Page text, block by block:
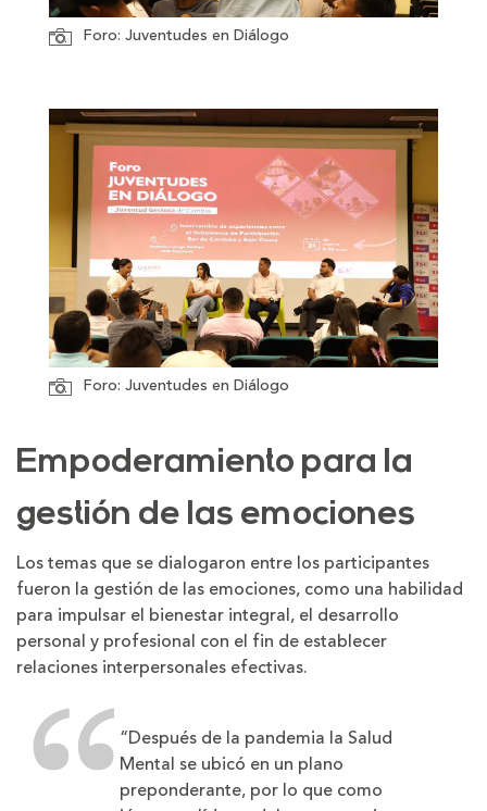
Foro: Juventudes en Diálogo
Foro: Juventudes en Diálogo
Empoderamiento para la
gestión de las emociones
Los temas que se dialogaron entre los participantes
fueron la gestión de las emociones, como una habilidad
para impulsar el bienestar integral, el desarrollo
personal y profesional con el fin de establecer
relaciones interpersonales efectivas.
“Después de la pandemia la Salud
Mental se ubicó en un plano
preponderante, por lo que como